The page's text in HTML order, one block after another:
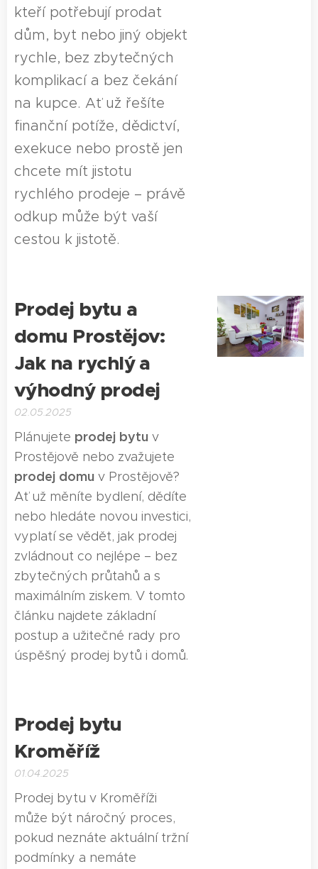
kteří potřebují prodat
dům, byt nebo jiný objekt
rychle, bez zbytečných
komplikací a bez čekání
na kupce. Ať už řešíte
finanční potíže, dědictví,
exekuce nebo prostě jen
chcete mít jistotu
rychlého prodeje – právě
odkup může být vaší
cestou k jistotě.
Prodej bytu a
domu Prostějov:
Jak na rychlý a
výhodný prodej
02.05.2025
Plánujete prodej bytu v
Prostějově nebo zvažujete
prodej domu v Prostějově?
Ať už měníte bydlení, dědíte
nebo hledáte novou investici,
vyplatí se vědět, jak prodej
zvládnout co nejlépe – bez
zbytečných průtahů a s
maximálním ziskem. V tomto
článku najdete základní
postup a užitečné rady pro
úspěšný prodej bytů i domů.
Prodej bytu
Kroměříž
01.04.2025
Prodej bytu v Kroměříži
může být náročný proces,
pokud neznáte aktuální tržní
podmínky a nemáte